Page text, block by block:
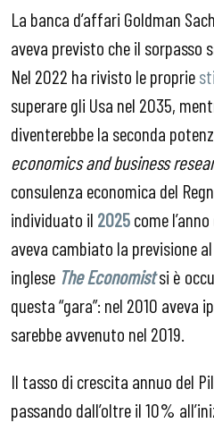
La banca d’affari Goldman
aveva previsto che il sorpasso
Nel 2022 ha rivisto le proprie
superare gli Usa nel 2035,
diventerebbe la seconda
economics and business
consulenza economica del
individuato il 2025come
aveva cambiato la previsione al
inglese The Economistsi è
questa “gara”: nel 2010 aveva
sarebbe avvenuto nel 2019.
Il tasso di crescita annuo del
passando dall’oltre il 10%